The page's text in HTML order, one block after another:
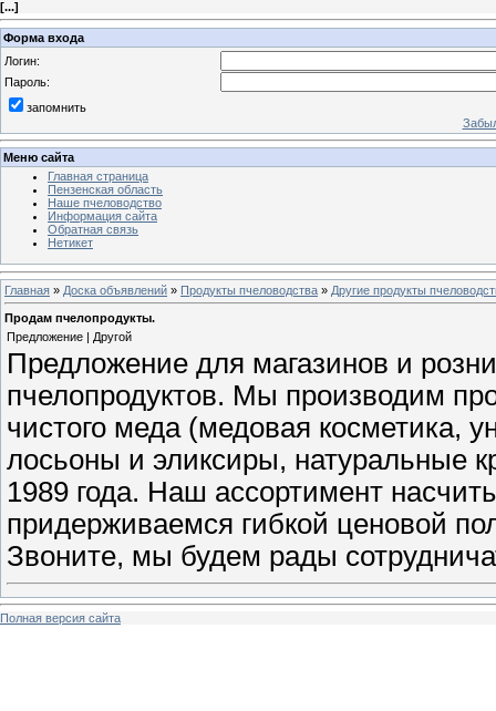
[...]
Форма входа
Логин:
Пароль:
запомнить
Меню сайта
Главная страница
Пензенская область
Наше пчеловодство
Информация сайта
Обратная связь
Нетикет
Главная » Доска объявлений » Продукты пчеловодства » Другие продукты
Продам пчелопродукты.
Предложение | Другой
Предложение для магазинов и
пчелопродуктов. Мы производим
чистого меда (медовая косметика,
лосьоны и эликсиры, натуральные
1989 года. Наш ассортимент
придерживаемся гибкой ценовой
Звоните, мы будем рады
Полная версия сайта